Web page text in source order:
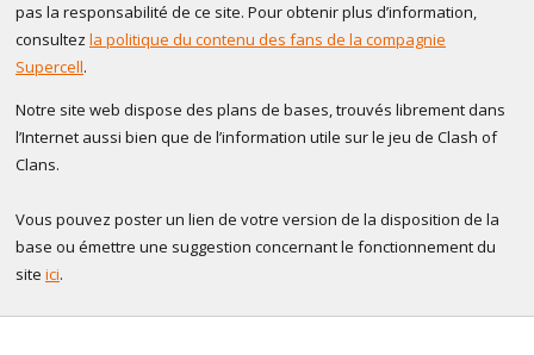
pas la responsabilité de ce site. Pour obtenir plus d’information,
consultez la politique du contenu des fans de la compagnie
Supercell.
Notre site web dispose des plans de bases, trouvés librement dans
l’Internet aussi bien que de l’information utile sur le jeu de Clash of
Clans.
Vous pouvez poster un lien de votre version de la disposition de la
base ou émettre une suggestion concernant le fonctionnement du
site ici.